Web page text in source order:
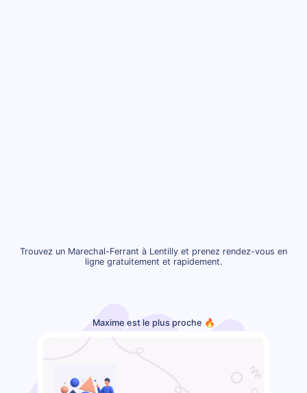
Trouvez un Marechal-Ferrant à Lentilly et prenez rendez-vous en
ligne gratuitement et rapidement.
Maxime est le plus proche 🔥